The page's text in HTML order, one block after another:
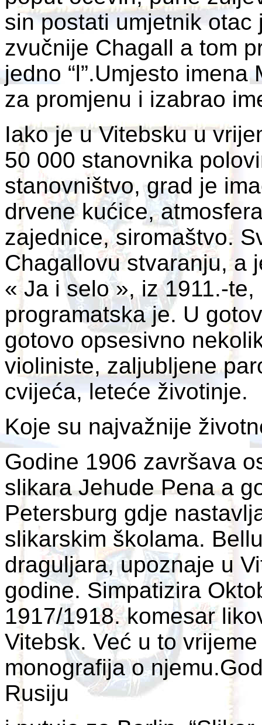
sin postati umjetnik
zvučnije Chagall a tom
jedno “l”.Umjesto
za promjenu i izabrao
Iako je u Vitebsku u
50 000 stanovnika
stanovništvo, grad je
drvene kućice,
zajednice, siromaštvo.
Chagallovu stvaranju, a
« Ja i selo », iz 1911.-
programatska je. U
gotovo opsesivno
violiniste, zaljubljene
cvijeća, leteće životinje.
Koje su najvažnije
Godine 1906 završava
slikara Jehude Pena a
Petersburg gdje
slikarskim školama.
draguljara, upoznaje u
godine. Simpatizira
1917/1918. komesar
Vitebsk. Već u to
monografija o
Rusiju